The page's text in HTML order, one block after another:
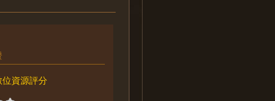
資源評分